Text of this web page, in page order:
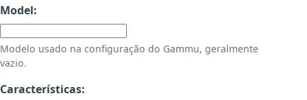
Model:
Modelo usado na configuração do Gammu, geralmente
vazio.
Características: